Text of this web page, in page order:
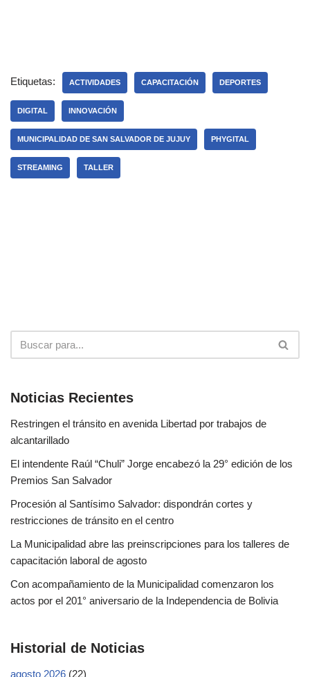
Etiquetas: ACTIVIDADES CAPACITACIÓN DEPORTES
DIGITAL INNOVACIÓN
MUNICIPALIDAD DE SAN SALVADOR DE JUJUY PHYGITAL
STREAMING TALLER
Noticias Recientes
Restringen el tránsito en avenida Libertad por trabajos de
alcantarillado
El intendente Raúl “Chuli” Jorge encabezó la 29° edición de los
Premios San Salvador
Procesión al Santísimo Salvador: dispondrán cortes y
restricciones de tránsito en el centro
La Municipalidad abre las preinscripciones para los talleres de
capacitación laboral de agosto
Con acompañamiento de la Municipalidad comenzaron los
actos por el 201° aniversario de la Independencia de Bolivia
Historial de Noticias
agosto 2026 (22)